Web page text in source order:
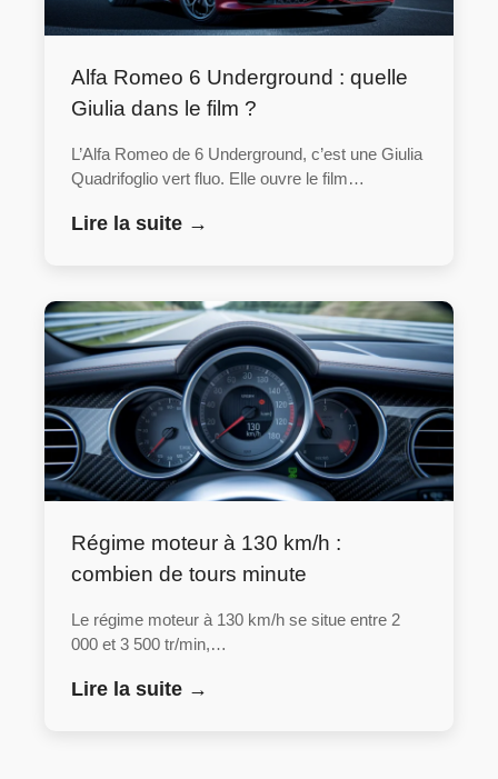
Alfa Romeo 6 Underground : quelle
Giulia dans le film ?
L’Alfa Romeo de 6 Underground, c’est une Giulia
Quadrifoglio vert fluo. Elle ouvre le film…
Lire la suite →
Régime moteur à 130 km/h :
combien de tours minute
Le régime moteur à 130 km/h se situe entre 2
000 et 3 500 tr/min,…
Lire la suite →